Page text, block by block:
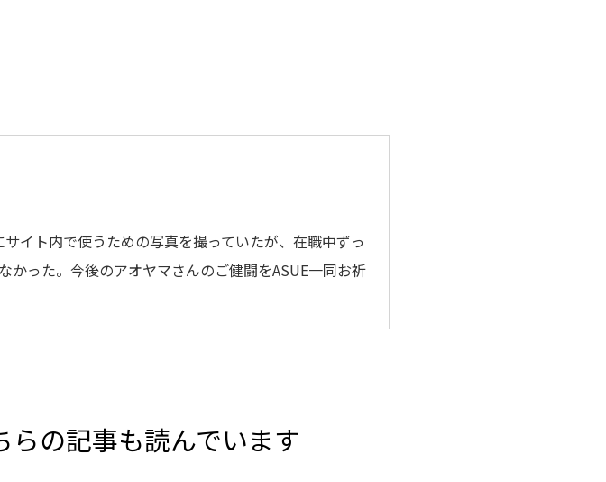
イト内で使うための写真を撮っていたが、在職中ずっ
かった。今後のアオヤマさんのご健闘をASUE一同お祈
らの記事も読んでいます